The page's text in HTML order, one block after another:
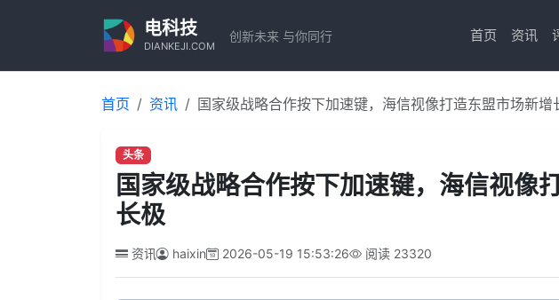
电科技
DIANKEJI.COM
创新未来 与你同行 首页 资讯
首页 资讯 国家级战略合作按下加速键，海信视像打造东盟市场新增
头条
国家级战略合作按下加速键，海信视像
长极
资讯 haixin 2026-05-19 15:53:26 阅读 23320